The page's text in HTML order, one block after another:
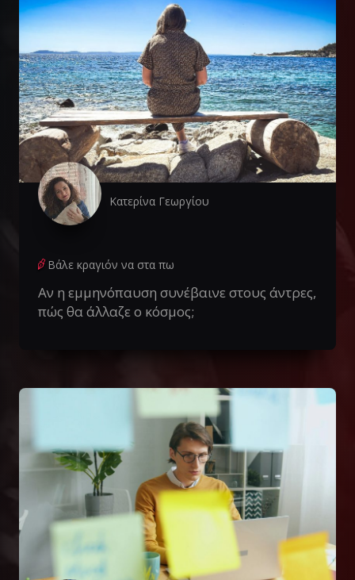
Κατερίνα Γεωργίου
Βάλε κραγιόν να στα πω
Αν η εμμηνόπαυση συνέβαινε στους άντρες,
πώς θα άλλαζε ο κόσμος;